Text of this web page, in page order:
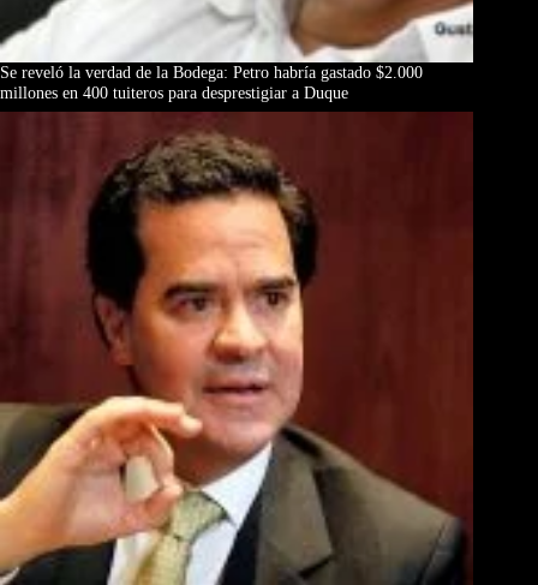
Se reveló la verdad de la Bodega: Petro habría gastado $2.000
millones en 400 tuiteros para desprestigiar a Duque